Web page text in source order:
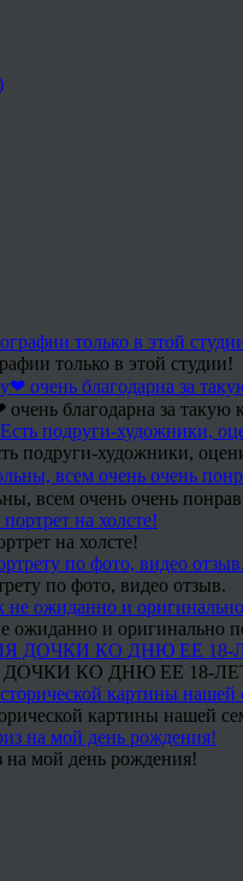
только в этой студии!
благодарна за такую
подруги-художники,
всем очень очень
на холсте!
по фото, видео отзыв.
ожиданно и оригинально
КО ДНЮ ЕЕ 18-
картины нашей
на мой день рождения!